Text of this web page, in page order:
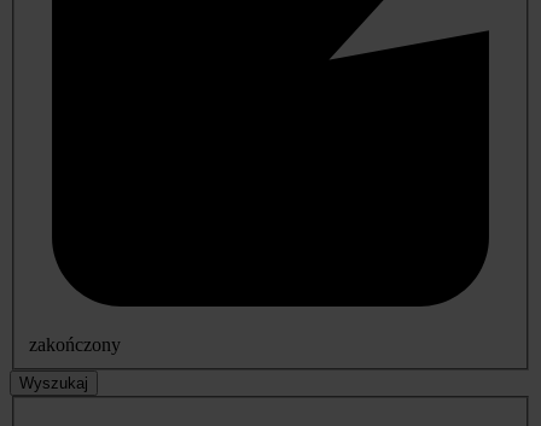
zakończony
Wyszukaj